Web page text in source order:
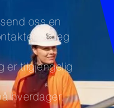
oss en
vi deg
er tilgjengelig
hverdager.